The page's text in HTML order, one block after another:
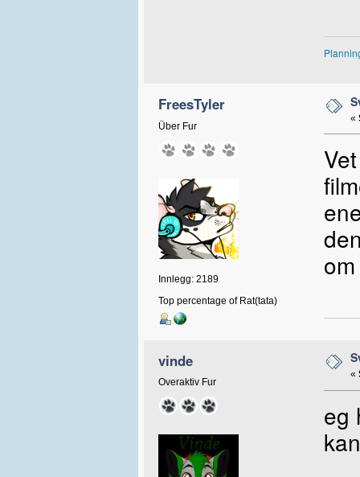
FreesTyler
Über Fur
Innlegg: 2189
Top percentage of Rat(tata)
«
vinde
Overaktiv Fur
«
eg